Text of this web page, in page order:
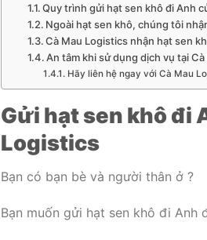
Quy trình gửi hạt sen khô đi Anh
Ngoài hạt sen khô, chúng tôi
Cà Mau Logistics nhận hạt sen
An tâm khi sử dụng dịch vụ tại
Hãy liên hệ ngay với Cà Mau
Gửi hạt sen khô đi
Logistics
Bạn có bạn bè và người thân ở ?
Bạn muốn gửi hạt sen khô đi Anh